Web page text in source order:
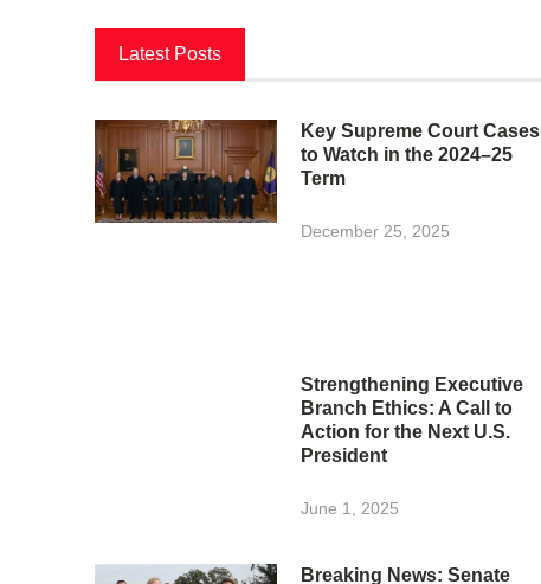
Latest Posts
Key Supreme Court Cases
to Watch in the 2024–25
Term
December 25, 2025
Strengthening Executive
Branch Ethics: A Call to
Action for the Next U.S.
President
June 1, 2025
Breaking News: Senate